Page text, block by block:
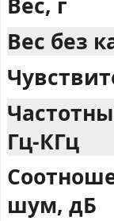
Вес, г
Вес без
Гц-КГц
шум, дБ